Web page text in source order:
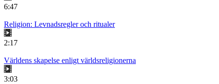
6:47
Religion: Levnadsregler och ritualer
2:17
Världens skapelse enligt världsreligionerna
3:03